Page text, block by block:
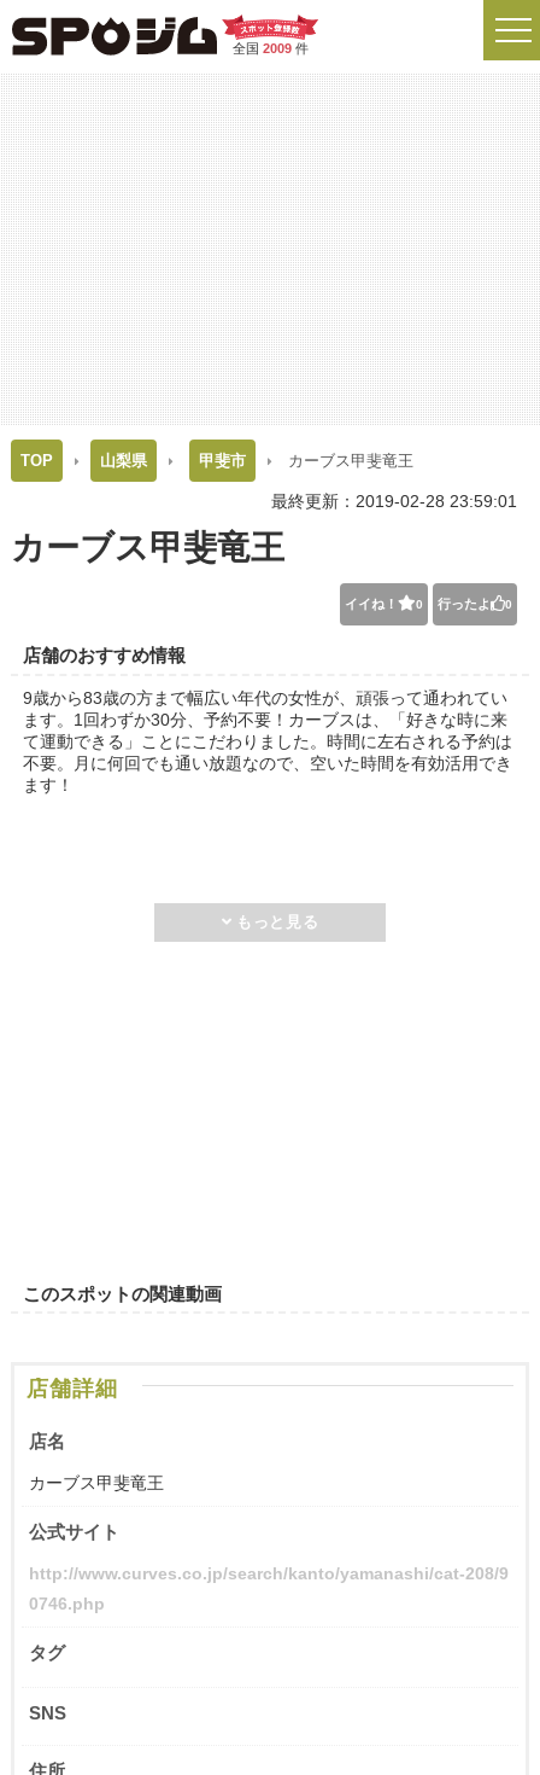
全国 2009件
TOP 山梨県 甲斐市 カーブス甲斐竜王
最終更新：2019-02-28 23:59:01
カーブス甲斐竜王
イイね！ 0 行ったよ 0
店舗のおすすめ情報
9歳から83歳の方まで幅広い年代の女性が、頑張って通われてい
ます。1回わずか30分、予約不要！カーブスは、「好きな時に来
て運動できる」ことにこだわりました。時間に左右される予約は
不要。月に何回でも通い放題なので、空いた時間を有効活用でき
ます！
このスポットの関連動画
店舗詳細
店名
カーブス甲斐竜王
公式サイト
http://www.curves.co.jp/search/kanto/yamanashi/cat-208/9
0746.php
タグ
SNS
住所